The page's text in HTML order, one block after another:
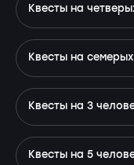
Квесты на
Квесты на
Квесты на 3
Квесты на 5